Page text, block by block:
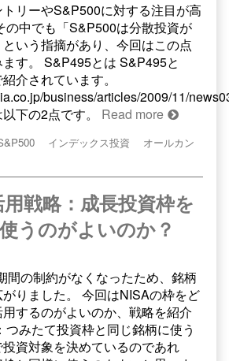
リーやS&P500に対する注目が高
の中でも「S&P500は分散投資が
いう指摘があり、今回はこの点
す。 S&P495とは S&P495と
介されています。
business/articles/2009/11/
下の2点です。 Read more
インデックス投資
オールカン
戦略：成長投資枠を
うのがよいのか？
間の制約がなくなったため、銘柄
りました。 今回はNISAの枠をど
するのがよいのか、戦略を紹介
みたて投資枠と同じ銘柄に使う
資対象を決めているのであれ